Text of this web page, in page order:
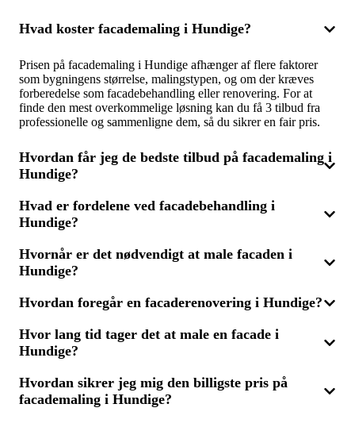
Hvad koster facademaling i Hundige?
Prisen på facademaling i Hundige afhænger af flere faktorer
som bygningens størrelse, malingstypen, og om der kræves
forberedelse som facadebehandling eller renovering. For at
finde den mest overkommelige løsning kan du få 3 tilbud fra
professionelle og sammenligne dem, så du sikrer en fair pris.
Hvordan får jeg de bedste tilbud på facademaling i
Hundige?
For at sikre de bedste tilbud på facademaling i Hundige, er det
en god idé at indhente flere tilbud fra erfarne fagfolk. Ved at
behov og dit budget. Vær sikker på, at tilbuddene inkluderer
detaljer om både materialer og arbejdsomfanget for at opnå det
bedste resultat til den bedste pris.
Hvad er fordelene ved facadebehandling i
Hundige?
Facadebehandling kan forlænge din facades levetid og sikre, at
malingen holder længere. Korrekt udført behandling beskytter
professionelle i Hundige, kan du finde den mest effektive
Hvornår er det nødvendigt at male facaden i
Hundige?
Facaden skal males, når der er tegn på slid, afskalning eller
renovering kan forbedre bygningens udseende og beskytte den
mod vejrpåvirkninger i Hundige. Indhent 3 tilbud for at finde
Hvordan foregår en facaderenovering i Hundige?
En facaderenovering kan involvere alt fra reparation af skader
til omfattende behandling og ny maling. Processen starter med
arbejde. Ved at sammenligne tilbud fra fagfolk i Hundige kan
du finde den bedste løsning til en fair pris og sikre, at
renoveringen udføres korrekt.
Hvor lang tid tager det at male en facade i
Hundige?
Tiden til at male en facade i Hundige afhænger af bygningens
størrelse, vejret, og eventuelt forberedende arbejde. Typisk
Hvordan sikrer jeg mig den billigste pris på
facademaling i Hundige?